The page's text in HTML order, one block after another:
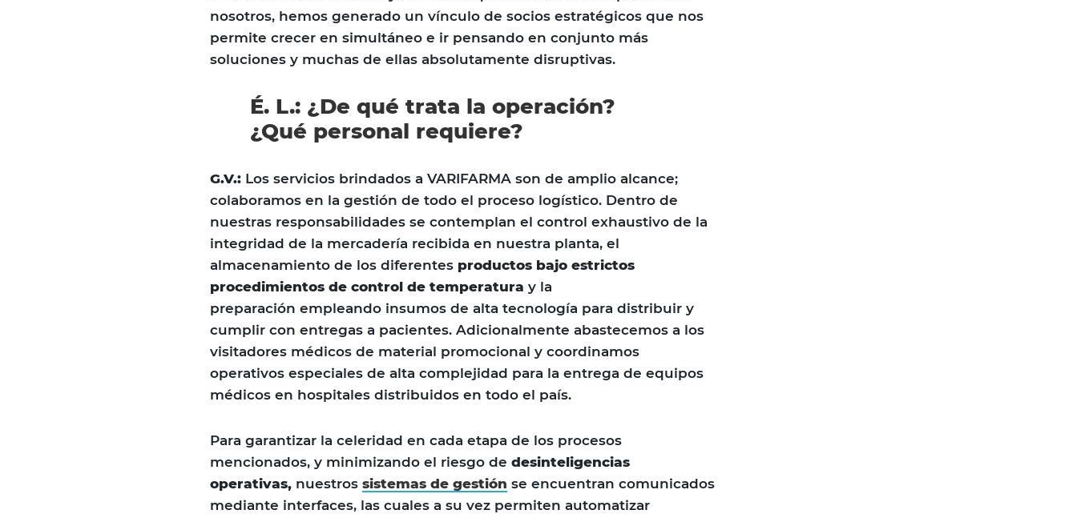
nosotros, hemos generado un vínculo de socios estratégicos que nos
permite crecer en simultáneo e ir pensando en conjunto más
soluciones y muchas de ellas absolutamente disruptivas.
É. L.: ¿De qué trata la operación?
¿Qué personal requiere?
G.V.: Los servicios brindados a VARIFARMA son de amplio alcance;
colaboramos en la gestión de todo el proceso logístico. Dentro de
nuestras responsabilidades se contemplan el control exhaustivo de la
integridad de la mercadería recibida en nuestra planta, el
almacenamiento de los diferentes productos bajo estrictos
procedimientos de control de temperatura y la
preparación empleando insumos de alta tecnología para distribuir y
cumplir con entregas a pacientes. Adicionalmente abastecemos a los
visitadores médicos de material promocional y coordinamos
operativos especiales de alta complejidad para la entrega de equipos
médicos en hospitales distribuidos en todo el país.
Para garantizar la celeridad en cada etapa de los procesos
mencionados, y minimizando el riesgo de desinteligencias
operativas, nuestros sistemas de gestión se encuentran comunicados
mediante interfaces, las cuales a su vez permiten automatizar